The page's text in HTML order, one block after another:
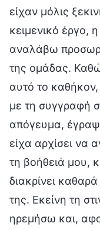
είχαν μόλις
κειμενικό έργο,
αναλάβω
της ομάδας.
αυτό το
με τη συγγραφή
απόγευμα,
είχα αρχίσει να
τη βοήθειά μου,
διακρίνει
της. Εκείνη τη
ηρεμήσω και,